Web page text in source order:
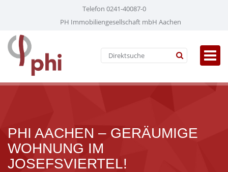
Telefon 0241-40087-0
PH Immobiliengesellschaft mbH Aachen
PHI AACHEN – GERÄUMIGE
WOHNUNG IM
JOSEFSVIERTEL!